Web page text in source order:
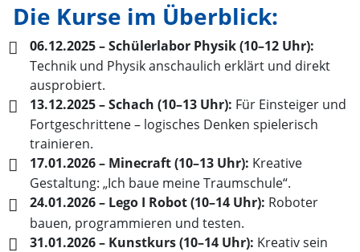
Die Kurse im Überblick:
06.12.2025 – Schülerlabor Physik (10–12 Uhr):
Technik und Physik anschaulich erklärt und direkt
ausprobiert.
13.12.2025 – Schach (10–13 Uhr): Für Einsteiger und
Fortgeschrittene – logisches Denken spielerisch
trainieren.
17.01.2026 – Minecraft (10–13 Uhr): Kreative
Gestaltung: „Ich baue meine Traumschule“.
24.01.2026 – Lego I Robot (10–14 Uhr): Roboter
bauen, programmieren und testen.
31.01.2026 – Kunstkurs (10–14 Uhr): Kreativ sein